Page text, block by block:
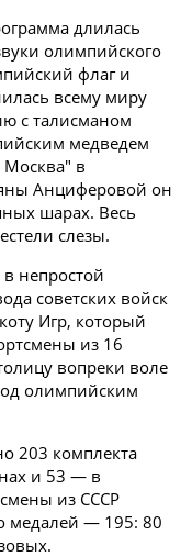
длилась
олимпийского
флаг и
всему миру
с талисманом
медведем
в
Анциферовой он
шарах. Весь
слезы.
непростой
советских войск
Игр, который
из 16
вопреки воле
олимпийским
203 комплекта
и 53 — в
из СССР
медалей — 195: 80